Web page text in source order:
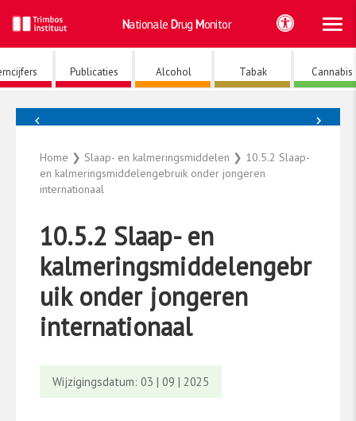
naar
de
inhoud
Nationale Drug Monitor
Publicaties Alcohol Tabak Cannabis
Home ❯ Slaap- en kalmeringsmiddelen ❯ 10.5.2 Slaap-
en kalmeringsmiddelengebruik onder jongeren
internationaal
10.5.2 Slaap- en
kalmeringsmiddelengebr
uik onder jongeren
internationaal
Wijzigingsdatum: 03 | 09 | 2025
→
←